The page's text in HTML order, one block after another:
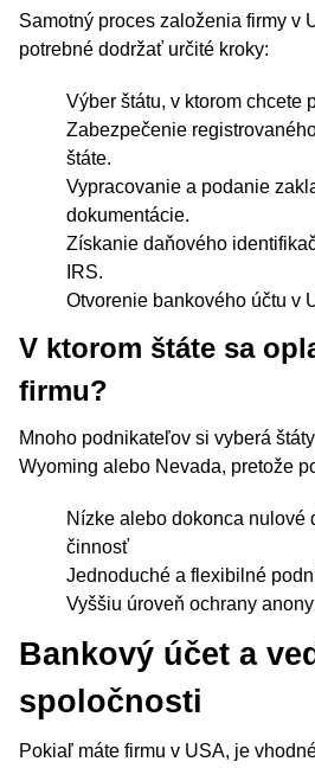
Samotný proces založenia firmy v
potrebné dodržať určité kroky:
Výber štátu, v ktorom chcete
Zabezpečenie
štáte.
Vypracovanie a podanie
dokumentácie.
Získanie daňového
IRS.
Otvorenie bankového účtu v
V ktorom štáte sa
firmu?
Mnoho podnikateľov si vyberá
Wyoming alebo Nevada, pretože
Nízke alebo dokonca nulové
činnosť
Jednoduché a flexibilné
Vyššiu úroveň ochrany
Bankový účet a
spoločnosti
Pokiaľ máte firmu v USA, je